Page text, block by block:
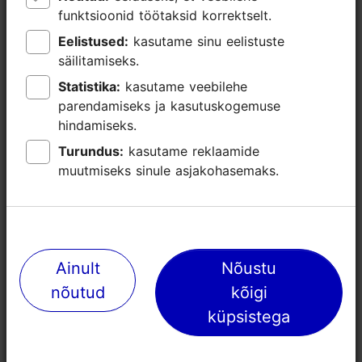
funktsioonid töötaksid korrektselt.
Eelistused:
säilitamiseks.
Statistika:
parendamiseks ja kasutuskogemuse
hindamiseks.
Turundus:
muutmiseks sinule asjakohasemaks.
Ainult
nõutud
Nõustu
kõigi
küpsistega
funktsioonid töötaksid korrektselt.
Eelistused:
säilitamiseks.
Statistika:
parendamiseks ja kasutuskogemuse
hindamiseks.
Turundus:
muutmiseks sinule asjakohasemaks.
Ainult
nõutud
Nõustu
kõigi
küpsistega